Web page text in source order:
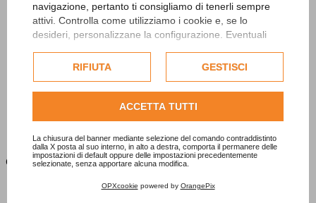
navigazione, pertanto ti consigliamo di tenerli sempre
attivi. Controlla come utilizziamo i cookie e, se lo
desideri, personalizzane la configurazione. Eventuali
esclusivamente previa acquisizione del consenso
RIFIUTA GESTISCI
ACCETTA TUTTI
La chiusura del banner mediante selezione del comando contraddistinto
dalla X posta al suo interno, in alto a destra, comporta il permanere delle
impostazioni di default oppure delle impostazioni precedentemente
selezionate, senza apportare alcuna modifica.
OPXcookie powered by OrangePix
Home
Chi siamo
Cosa facciamo
Portfolio
Contatti
Bookshop
Contatti
Via Milano, 94 - 13900 Biella (BI)